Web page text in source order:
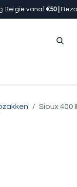
België vanaf €50 |
Sioux 400